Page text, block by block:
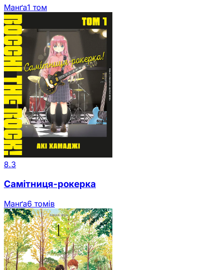
Манґа1 том
8.3
Самітниця-рокерка
Манґа6 томів